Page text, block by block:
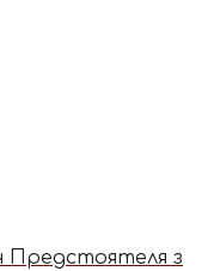
Предстоятеля з